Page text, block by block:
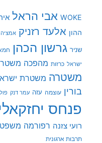
WOKE אבי הראל
ההון אלעד רזניק אמציה
שניר גרשון הכהן
ישראל כרזות מהפכה
משטרה משטרת
בורין עוצמה עזה עמר דנק
פנחס
רועי צזנה רפורמה
תרבות ארגונית